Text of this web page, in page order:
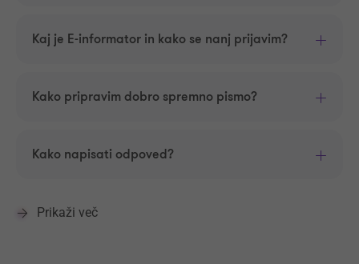
Kaj je E-informator in kako se nanj prijavim?
Kako pripravim dobro spremno pismo?
Kako napisati odpoved?
Prikaži več